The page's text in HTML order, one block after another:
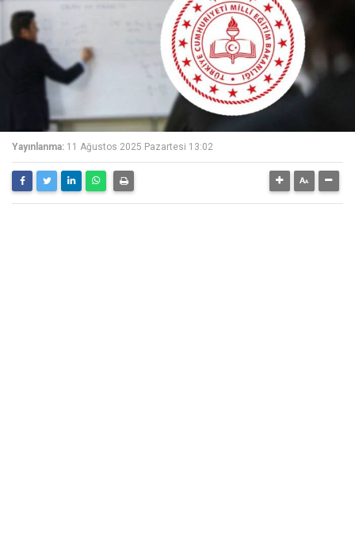
Yayınlanma: 11 Ağustos 2025 Pazartesi 13:02